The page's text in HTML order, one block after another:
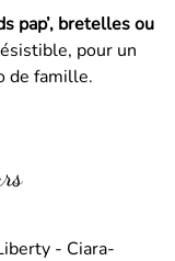
pap’, bretelles ou
pour un
de famille.
- Ciara-